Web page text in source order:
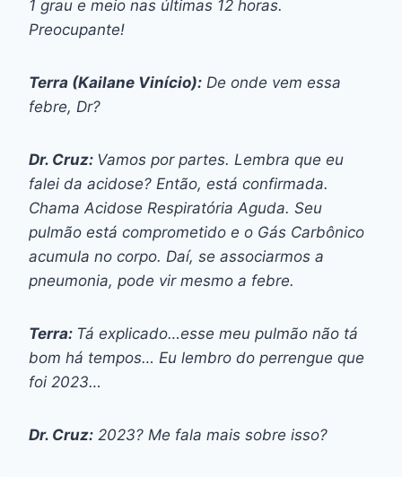
1 grau e meio nas últimas 12 horas.
Preocupante!
Terra (Kailane Vinício): De onde vem essa
febre, Dr?
Dr. Cruz: Vamos por partes. Lembra que eu
falei da acidose? Então, está confirmada.
Chama Acidose Respiratória Aguda. Seu
pulmão está comprometido e o Gás Carbônico
acumula no corpo. Daí, se associarmos a
pneumonia, pode vir mesmo a febre.
Terra: Tá explicado…esse meu pulmão não tá
bom há tempos… Eu lembro do perrengue que
foi 2023…
Dr. Cruz: 2023? Me fala mais sobre isso?